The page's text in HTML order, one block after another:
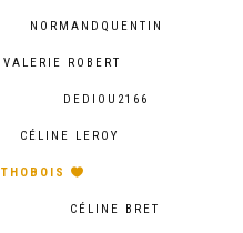
NORMANDQUENTIN
VALERIE ROBERT
DEDIOU2166
CÉLINE LEROY
CÉLINE BRET